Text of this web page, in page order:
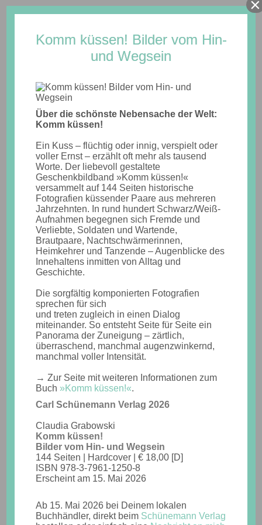
Kenia
Komm küssen! Bilder vom Hin-
und Wegsein
Über die schönste Nebensache der Welt:
Komm küssen!
Ein Kuss – flüchtig oder innig, verspielt oder
voller Ernst – erzählt oft mehr als tausend
Worte. Der liebevoll gestaltete
Geschenkbildband »Komm küssen!«
versammelt auf 144 Seiten historische
Fotografien küssender Paare aus mehreren
Jahrzehnten. In rund hundert Schwarz/Weiß-
Aufnahmen begegnen sich Fremde und
Verliebte, Soldaten und Wartende,
Brautpaare, Nachtschwärmerinnen,
Heimkehrer und Tanzende – Augenblicke des
Innehaltens inmitten von Alltag und
Geschichte.
Die sorgfältig komponierten Fotografien
sprechen für sich
und treten zugleich in einen Dialog
miteinander. So entsteht Seite für Seite ein
Panorama der Zuneigung – zärtlich,
überraschend, manchmal augenzwinkernd,
manchmal voller Intensität.
→ Zur Seite mit weiteren Informationen zum
Buch »Komm küssen!«.
Carl Schünemann Verlag 2026
Claudia Grabowski
Komm küssen!
Bilder vom Hin- und Wegsein
144 Seiten | Hardcover | € 18,00 [D]
ISBN 978-3-7961-1250-8
Erscheint am 15. Mai 2026
Ab 15. Mai 2026 bei Deinem lokalen
Buchhändler, direkt beim Schünemann Verlag
×